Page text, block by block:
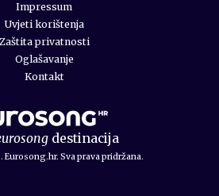
destinacija
Eurosong.hr. Sva prava pridržana.
Impressum
Uvjeti korištenja
Zaštita privatnosti
Oglašavanje
Kontakt